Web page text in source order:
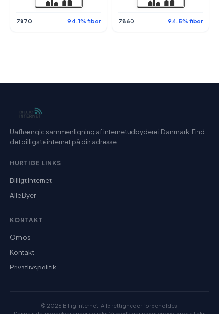
7870 94.1% fiber 7860 94.5% fiber
Uafhængig sammenligning af internetudbydere i Danmark. Find
det billigste internet på din adresse.
HURTIGE LINKS
Billigt Internet
Alle Byer
KONTAKT
Om os
Kontakt
Privatlivspolitik
© 2026 Billig internet. Alle rettigheder forbeholdes.